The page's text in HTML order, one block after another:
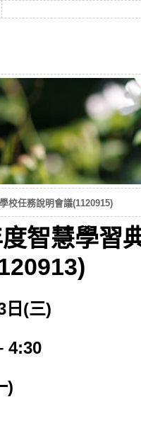
校任務說明會議(1120915)
智慧學習
日(三)
4:30
)